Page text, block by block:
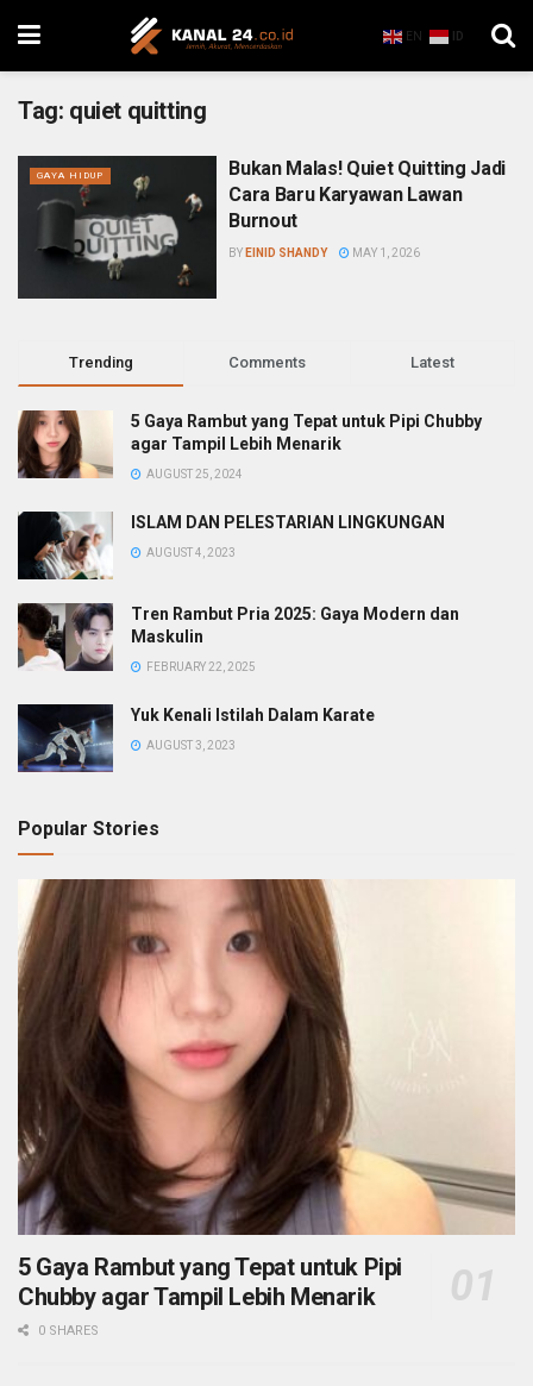
EN ID
Tag: quiet quitting
GAYA HIDUP
Bukan Malas! Quiet Quitting Jadi
Cara Baru Karyawan Lawan
Burnout
BY EINID SHANDY MAY 1, 2026
Trending Comments Latest
5 Gaya Rambut yang Tepat untuk Pipi Chubby
agar Tampil Lebih Menarik
AUGUST 25, 2024
ISLAM DAN PELESTARIAN LINGKUNGAN
AUGUST 4, 2023
Tren Rambut Pria 2025: Gaya Modern dan
Maskulin
FEBRUARY 22, 2025
Yuk Kenali Istilah Dalam Karate
AUGUST 3, 2023
Popular Stories
5 Gaya Rambut yang Tepat untuk Pipi
Chubby agar Tampil Lebih Menarik
0 SHARES